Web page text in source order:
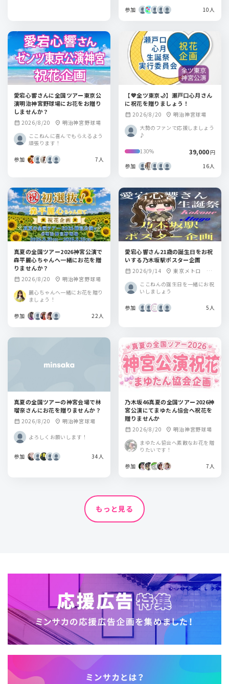
参加
10人
愛宕心響さんに全国ツアー東京公
演明治神宮野球場にお花をお贈り
しませんか？
calendar_month 2026/8/20 location_on 明治神宮野球場
ここねんに喜んでもらえるよう
頑張ります！
参加 7人
【💙全ツ東京🌙】瀬戸口心月さん
に祝花を贈りましょう！
calendar_month 2026/8/20 location_on 明治神宮球場
大勢のファンで応援しましょう
♪
130% 39,000円
参加
16人
真夏の全国ツアー2026神宮公演で
森平麗心ちゃんへ一緒にお花を贈
りませんか？
calendar_month 2026/8/20 location_on 明治神宮野球場
麗心ちゃんへ一緒にお花を贈り
ましょう！
参加 22人
愛宕心響さん21歳の誕生日をお祝
いする乃木坂駅ポスター企画
calendar_month 2026/9/14 location_on 東京メトロ 乃
ここねんの誕生日を一緒にお祝
いしましょう
参加 5人
真夏の全国ツアーの神宮会場で林
瑠奈さんにお花を贈りませんか？
calendar_month 2026/8/20 location_on 明治神宮球場
よろしくお願いします！
参加 34人
乃木坂46真夏の全国ツアー2026神
宮公演にてまゆたん協会へ祝花を
贈りませんか
calendar_month 2026/8/20 location_on 明治神宮野球場
まゆたん協会へ素敵なお花を贈
りたいです！
参加 7人
もっと見る